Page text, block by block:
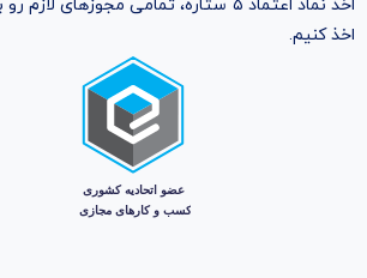
اخذ نماد اعتماد ۵ ستاره، تمامی مجوز‌های
اخذ کنیم.